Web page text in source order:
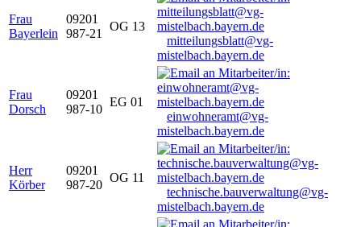
Frau
Bayerlein
09201
987-21
OG 13
mitteilungsblatt@vg-
mistelbach.bayern.de
Frau
Dorsch
09201
987-10
EG 01
einwohneramt@vg-
mistelbach.bayern.de
Herr
Körber
09201
987-20
OG 11
technische.bauverwaltung@vg-
mistelbach.bayern.de